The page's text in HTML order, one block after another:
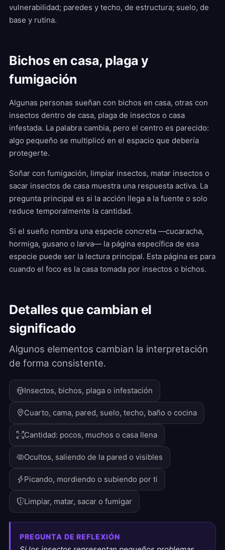
vulnerabilidad; paredes y techo, de estructura; suelo, de
base y rutina.
Bichos en casa, plaga y
fumigación
Algunas personas sueñan con bichos en casa, otras con
insectos dentro de casa, plaga de insectos o casa
infestada. La palabra cambia, pero el centro es parecido:
algo pequeño se multiplicó en el espacio que debería
protegerte.
Soñar con fumigación, limpiar insectos, matar insectos o
sacar insectos de casa muestra una respuesta activa. La
pregunta principal es si la acción llega a la fuente o solo
reduce temporalmente la cantidad.
Si el sueño nombra una especie concreta —cucaracha,
hormiga, gusano o larva— la página específica de esa
especie puede ser la lectura principal. Esta página es para
cuando el foco es la casa tomada por insectos o bichos.
Detalles que cambian el
significado
Algunos elementos cambian la interpretación
de forma consistente.
Insectos, bichos, plaga o infestación
Cuarto, cama, pared, suelo, techo, baño o cocina
Cantidad: pocos, muchos o casa llena
Ocultos, saliendo de la pared o visibles
Picando, mordiendo o subiendo por ti
Limpiar, matar, sacar o fumigar
PREGUNTA DE REFLEXIÓN